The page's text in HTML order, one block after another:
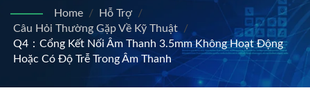
3.5mm Không Hoạt Động Hoặc Có
Độ Trễ Trong Âm Thanh
Home / Hỗ Trợ /
Câu Hỏi Thường Gặp Về Kỹ Thuật /
Q4：Cổng Kết Nối Âm Thanh 3.5mm Không Hoạt Động
Hoặc Có Độ Trễ Trong Âm Thanh